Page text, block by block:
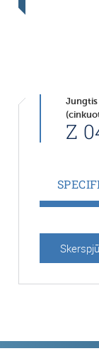
Jungtis
Z